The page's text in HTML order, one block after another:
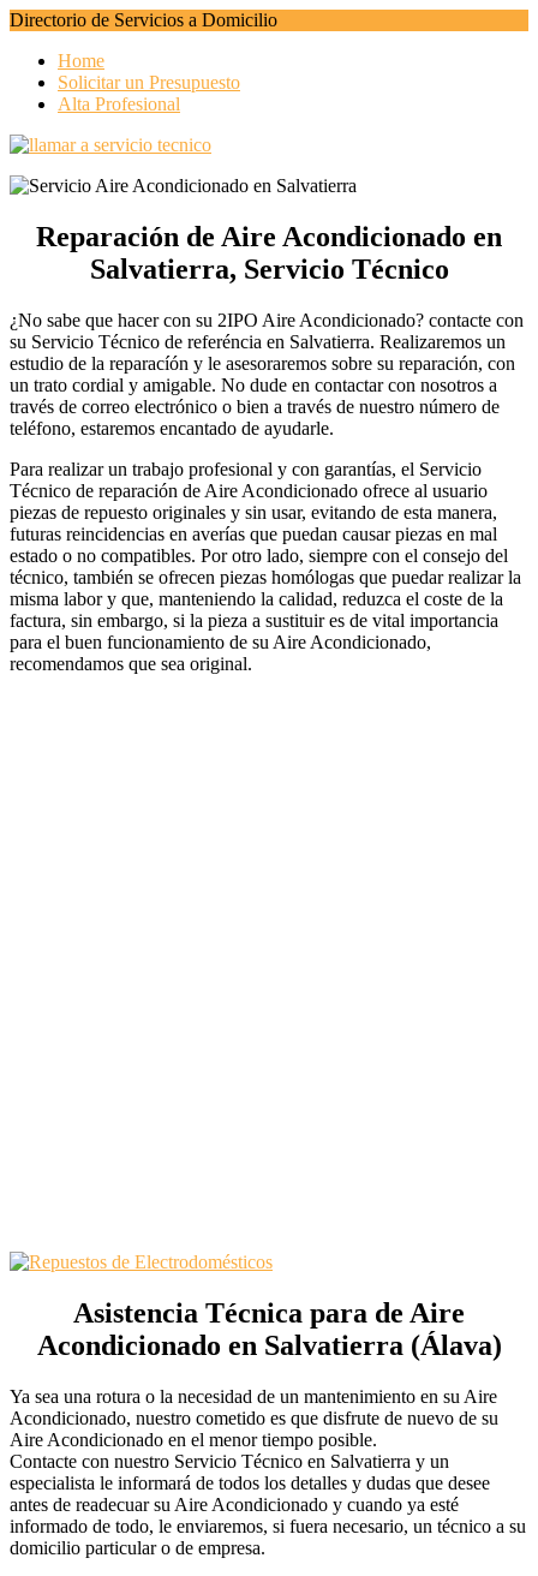
Directorio de Servicios a Domicilio
Home
Solicitar un Presupuesto
Alta Profesional
Reparación de Aire Acondicionado en
Salvatierra, Servicio Técnico
¿No sabe que hacer con su 2IPO Aire Acondicionado? contacte con
su Servicio Técnico de referéncia en Salvatierra. Realizaremos un
estudio de la reparacíón y le asesoraremos sobre su reparación, con
un trato cordial y amigable. No dude en contactar con nosotros a
través de correo electrónico o bien a través de nuestro número de
teléfono, estaremos encantado de ayudarle.
Para realizar un trabajo profesional y con garantías, el Servicio
Técnico de reparación de Aire Acondicionado ofrece al usuario
piezas de repuesto originales y sin usar, evitando de esta manera,
futuras reincidencias en averías que puedan causar piezas en mal
estado o no compatibles. Por otro lado, siempre con el consejo del
técnico, también se ofrecen piezas homólogas que puedar realizar la
misma labor y que, manteniendo la calidad, reduzca el coste de la
factura, sin embargo, si la pieza a sustituir es de vital importancia
para el buen funcionamiento de su Aire Acondicionado,
recomendamos que sea original.
Asistencia Técnica para de Aire
Acondicionado en Salvatierra (Álava)
Ya sea una rotura o la necesidad de un mantenimiento en su Aire
Acondicionado, nuestro cometido es que disfrute de nuevo de su
Aire Acondicionado en el menor tiempo posible.
Contacte con nuestro Servicio Técnico en Salvatierra y un
especialista le informará de todos los detalles y dudas que desee
antes de readecuar su Aire Acondicionado y cuando ya esté
informado de todo, le enviaremos, si fuera necesario, un técnico a su
domicilio particular o de empresa.